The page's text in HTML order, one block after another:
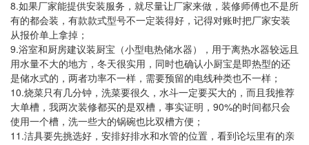
8.如果厂家能提供安装服务，就尽量让厂家来做，装修师傅也不是所
有的都会装，有款款式型号不一定装得好，记得对账时把厂家安装
从报价单上拿掉；
9.浴室和厨房建议装厨宝（小型电热储水器），用于离热水器较远且
用水量不大的地方，冬天很实用，同时也确认小厨宝是即热型的还
是储水式的，两者功率不一样，需要预留的电线种类也不一样；
10.烧菜只有几分钟，洗菜要很久，水斗一定要买大的 ，而且我推荐
大单槽，我两次装修都买的是双槽，事实证明， 90%的时间都只会
使用一个槽，洗一些大的锅碗也比双槽方便；
11.洁具要先挑选好，安排好排水和水管的位置，看到论坛里有的亲